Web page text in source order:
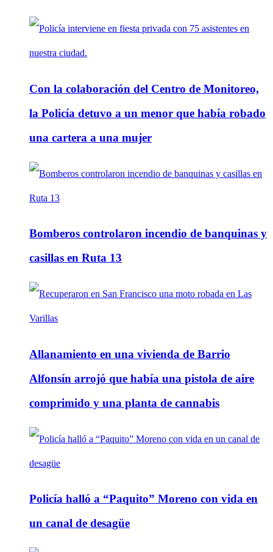
Con la colaboración del Centro de Monitoreo,
la Policía detuvo a un menor que había robado
una cartera a una mujer
Bomberos controlaron incendio de banquinas y
casillas en Ruta 13
Allanamiento en una vivienda de Barrio
Alfonsín arrojó que había una pistola de aire
comprimido y una planta de cannabis
Policía halló a “Paquito” Moreno con vida en
un canal de desagüe